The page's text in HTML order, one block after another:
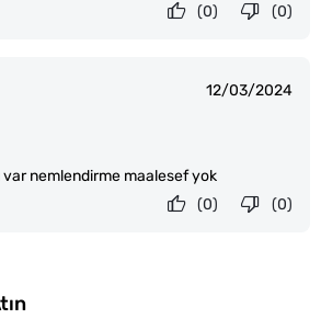
(0)
(0)
12/03/2024
nemlendirme maalesef yok
(0)
(0)